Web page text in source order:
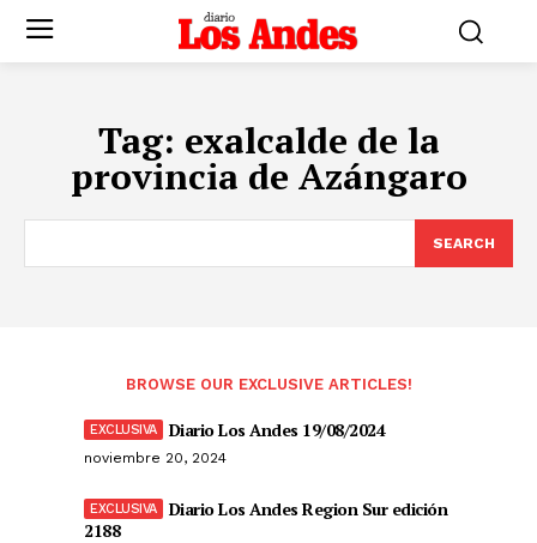
Tag: exalcalde de la
provincia de Azángaro
SEARCH
BROWSE OUR EXCLUSIVE ARTICLES!
Diario Los Andes 19/08/2024
noviembre 20, 2024
Diario Los Andes Region Sur edición
2188